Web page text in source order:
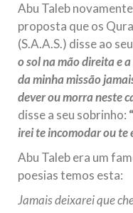
Abu Taleb
proposta que os
(S.A.A.S.) disse ao
o sol na mão direita e
da minha missão
dever ou morra neste
disse a seu sobrinho: “
irei te incomodar ou te
Abu Taleb era um
poesias temos esta:
Jamais deixarei que